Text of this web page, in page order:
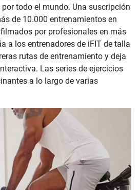
todo el mundo. Una suscripción
de 10.000 entrenamientos en
por profesionales en más
a los entrenadores de iFIT de talla
rutas de entrenamiento y deja
Las series de ejercicios
a lo largo de varias